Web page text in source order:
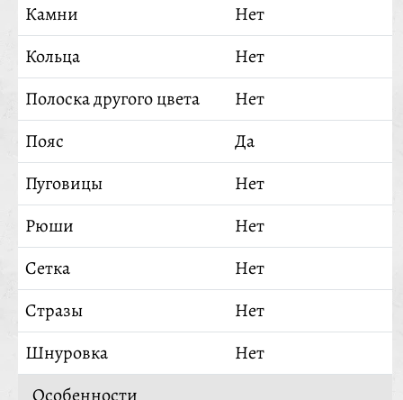
Камни
Нет
Кольца
Нет
Полоска другого цвета
Нет
Пояс
Да
Пуговицы
Нет
Рюши
Нет
Сетка
Нет
Стразы
Нет
Шнуровка
Нет
Особенности